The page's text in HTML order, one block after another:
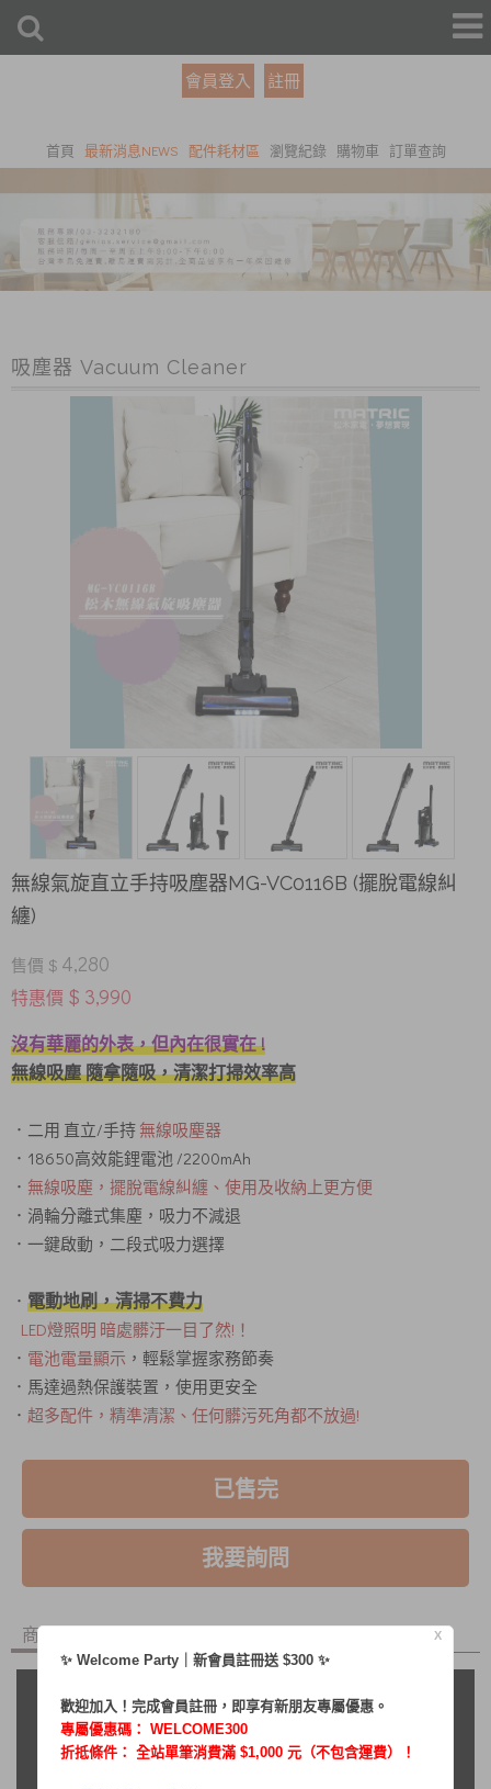
會員登入 註冊
首頁 最新消息NEWS 配件耗材區 瀏覽紀錄 購物車 訂單查詢
吸塵器 Vacuum Cleaner
無線氣旋直立手持吸塵器MG-VC0116B (擺脫電線糾
纏)
售價 $ 4,280
特惠價 $ 3,990
沒有華麗的外表，但內在很實在 !
無線吸塵 隨拿隨吸，清潔打掃效率高
．二用 直立/手持 無線吸塵器
．18650高效能鋰電池 /2200mAh
． 無線吸塵，擺脫電線糾纏、使用及收納上更方便
．渦輪分離式集塵，吸力不減退
．一鍵啟動，二段式吸力選擇
． 電動地刷，清掃不費力
LED燈照明 暗處髒汙一目了然!！
． 電池電量顯示 ，輕鬆掌握家務節奏
．馬達過熱保護裝置，使用更安全
． 超多配件，精準清潔、任何髒污死角都不放過!
已售完
我要詢問
商品內容 X
✨ Welcome Party｜新會員註冊送 $300 ✨
歡迎加入！完成會員註冊，即享有新朋友專屬優惠。
專屬優惠碼： WELCOME300
折抵條件： 全站單筆消費滿 $1,000 元（不包含運費）！